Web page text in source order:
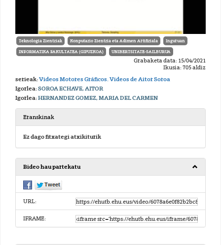
Teknologia Zientziak Konputazio Zientzia eta Adimen Artifiziala Inguruan
INFORMATIKA FAKULTATEA (GIPUZKOA) UNIBERTSITATE-SAILBURUA
Grabaketa data: 15/04/2021
Ikusia: 705 aldiz
serieak:Videos Motores Gráficos. Videos de Aitor Soroa
Igorlea:SOROA ECHAVE, AITOR
Igorlea:HERNANDEZ GOMEZ, MARIA DEL CARMEN
Eranskinak
Ez dago fitxategi atxikiturik
Bideo hau partekatu
URL:
IFRAME: